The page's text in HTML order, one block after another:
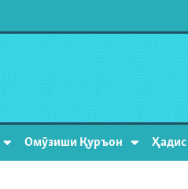
Омӯзиши Қуръон Ҳадис